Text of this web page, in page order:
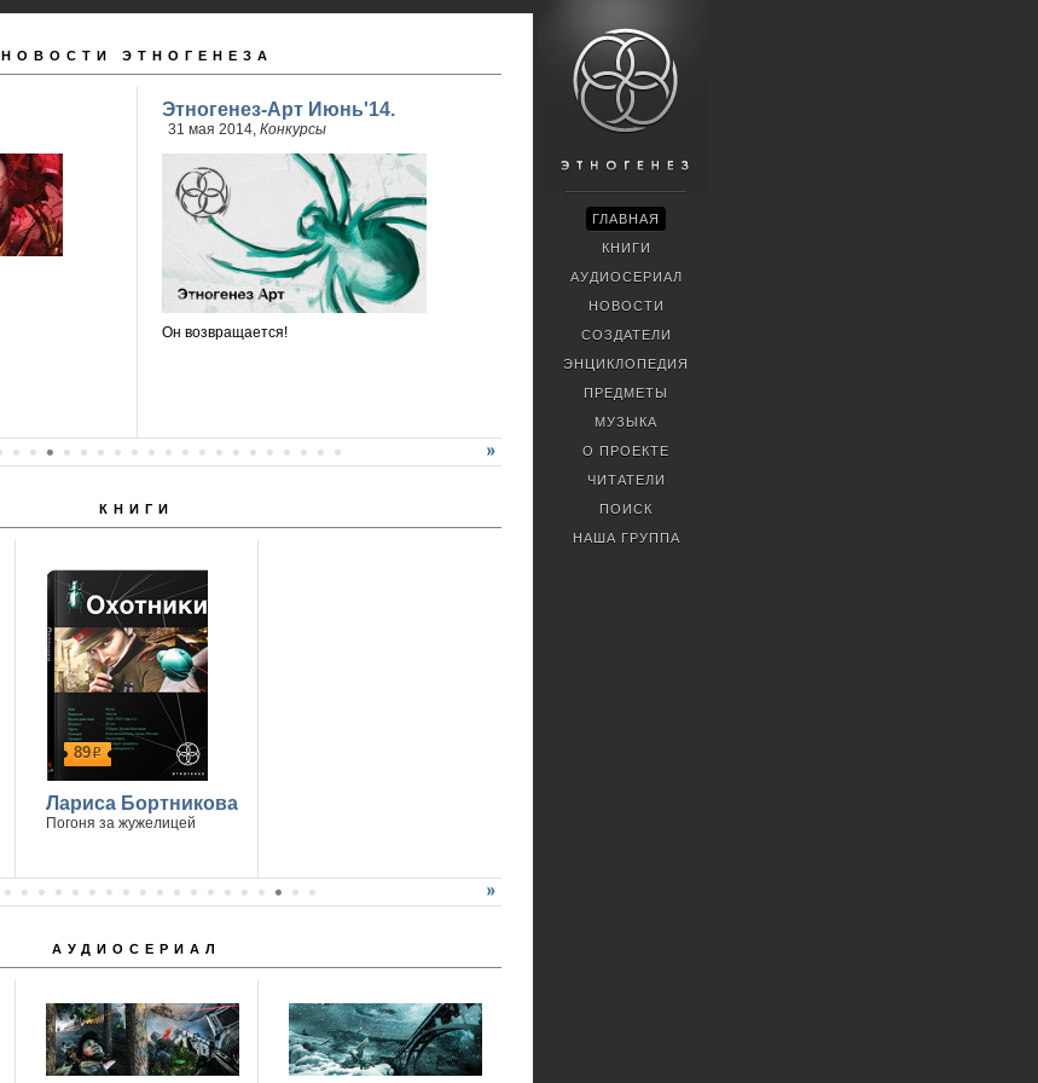
НОВОСТИ ЭТНОГЕНЕЗА
Этногенез-Арт Июнь'14.
31 мая 2014, Конкурсы
Он возвращается!
КНИГИ
89р
Лариса Бортникова
Погоня за жужелицей
АУДИОСЕРИАЛ
ГЛАВНАЯ
КНИГИ
АУДИОСЕРИАЛ
НОВОСТИ
СОЗДАТЕЛИ
ЭНЦИКЛОПЕДИЯ
ПРЕДМЕТЫ
МУЗЫКА
О ПРОЕКТЕ
ЧИТАТЕЛИ
ПОИСК
НАША ГРУППА